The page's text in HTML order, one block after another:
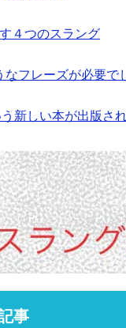
４つのスラング
なフレーズが必要で
新しい本が出版さ
事